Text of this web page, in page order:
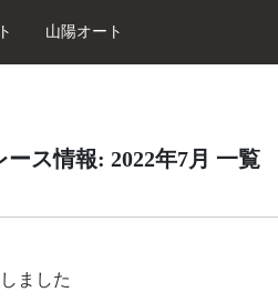
山陽オート
ース情報: 2022年7月 一覧
ました